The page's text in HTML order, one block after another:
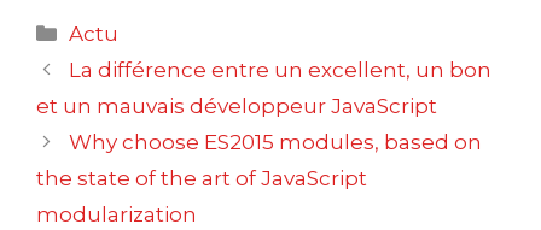
Catégories
Actu
Navigation
des
La différence entre un excellent, un bon
et un mauvais développeur JavaScript
Why choose ES2015 modules, based on
the state of the art of JavaScript
modularization